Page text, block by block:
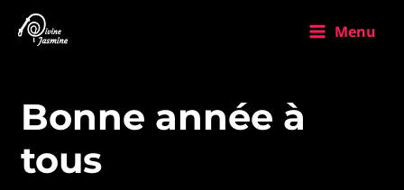
contenu
MainMenu
Bonne année à
tous
articles